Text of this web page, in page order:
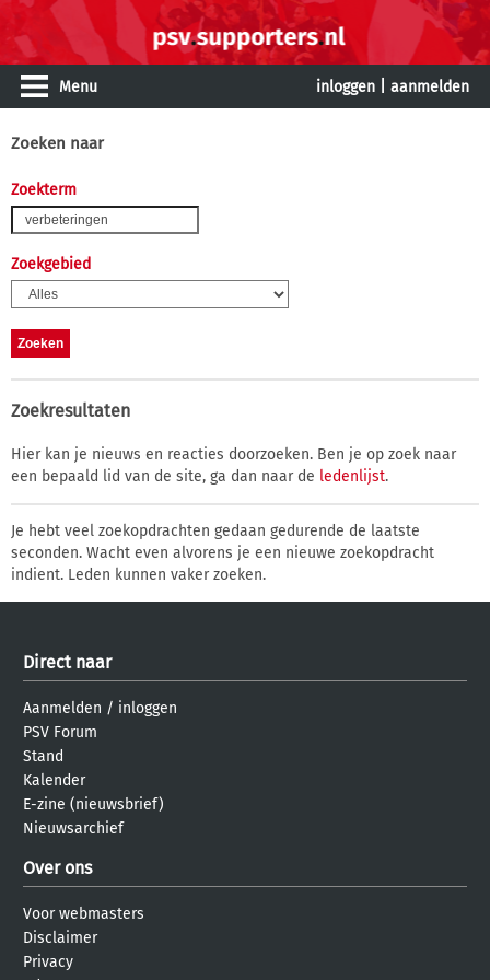
Menu inloggen aanmelden
Zoeken naar
Zoekterm
Zoekgebied
Zoekresultaten
Hier kan je nieuws en reacties doorzoeken. Ben je op zoek naar
een bepaald lid van de site, ga dan naar de ledenlijst.
Je hebt veel zoekopdrachten gedaan gedurende de laatste
seconden. Wacht even alvorens je een nieuwe zoekopdracht
indient. Leden kunnen vaker zoeken.
Direct naar
Aanmelden / inloggen
PSV Forum
Stand
Kalender
E-zine (nieuwsbrief)
Nieuwsarchief
Over ons
Voor webmasters
Disclaimer
Privacy